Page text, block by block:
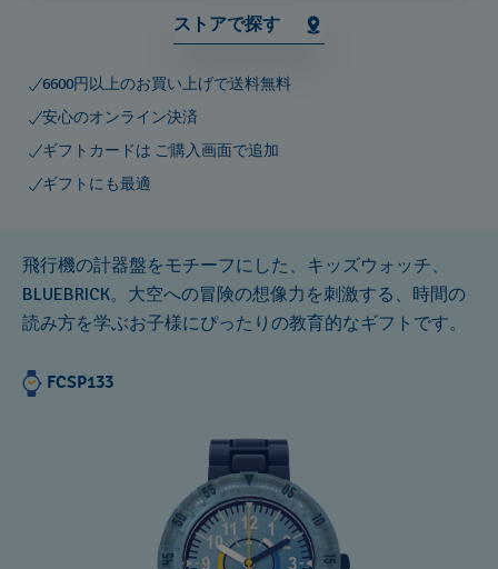
ストアで探す
6600円以上のお買い上げで送料無料
安心のオンライン決済
ギフトカードは ご購入画面で追加
ギフトにも最適
飛行機の計器盤をモチーフにした、キッズウォッチ、
BLUEBRICK。大空への冒険の想像力を刺激する、時間の
読み方を学ぶお子様にぴったりの教育的なギフトです。
FCSP133